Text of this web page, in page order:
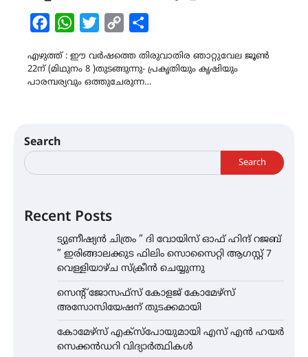
FacebookWhatsAppTwitterCopy
എഴുത്ത് : ഈ വർഷത്തെ തിരുവാതിര ഞാറ്റുവേല ജൂൺ
22ന് (മിഥുനം 8 )തുടങ്ങുന്നു- പ്രകൃതിയും കൃഷിയും
പാരമ്പര്യവും ഒത്തുചേരുന്ന…
Search
Search
Recent Posts
ട്യുണീഷ്യൻ ചിത്രം ” ദി വോയിസ് ഓഫ് ഹിന്ദ് റജബ്
” ഇരിങ്ങാലക്കുട ഫിലിം സൊസൈറ്റി ആഗസ്റ്റ് 7
വെള്ളിയാഴ്ച സ്‌ക്രീൻ ചെയ്യുന്നു
സെന്റ് ജോസഫ്സ് കോളജ് കോമേഴ്‌സ്
അസോസിയേഷന് തുടക്കമായി
കോമേഴ്സ് എക്സ്പോയുമായി എസ് എൻ ഹയർ
സെക്കൻഡറി വിദ്യാർത്ഥികൾ